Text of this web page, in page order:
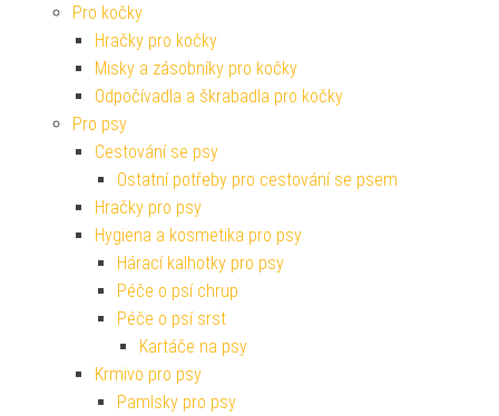
Pro kočky
Hračky pro kočky
Misky a zásobníky pro kočky
Odpočívadla a škrabadla pro kočky
Pro psy
Cestování se psy
Ostatní potřeby pro cestování se psem
Hračky pro psy
Hygiena a kosmetika pro psy
Hárací kalhotky pro psy
Péče o psí chrup
Péče o psí srst
Kartáče na psy
Krmivo pro psy
Pamlsky pro psy